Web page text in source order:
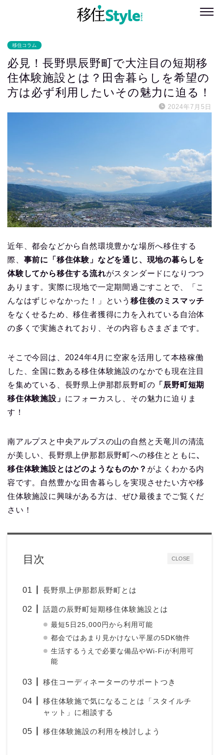
移住コラム
必見！長野県辰野町で大注目の短期移
住体験施設とは？田舎暮らしを希望の
方は必ず利用したいその魅力に迫る！
2024年7月5日
近年、都会などから自然環境豊かな場所へ移住する
際、 事前に「移住体験」などを通じ、現地の暮らしを
体験してから移住する流れがスタンダードになりつつ
あります。実際に現地で一定期間過ごすことで、「こ
んなはずじゃなかった！」という移住後のミスマッチ
をなくせるため、移住者獲得に力を入れている自治体
の多くで実施されており、その内容もさまざまです。
そこで今回は、2024年4月に空家を活用して本格稼働
した、全国に数ある移住体験施設のなかでも現在注目
を集めている、長野県上伊那郡辰野町の 「辰野町短期
移住体験施設」 にフォーカスし、その魅力に迫りま
す！
南アルプスと中央アルプスの山の自然と天竜川の清流
が美しい、長野県上伊那郡辰野町への移住とともに、
移住体験施設とはどのようなものか？ がよくわかる内
容です。自然豊かな田舎暮らしを実現させたい方や移
住体験施設に興味がある方は、ぜひ最後までご覧くだ
さい！
CLOSE
目次
長野県上伊那郡辰野町とは
話題の辰野町短期移住体験施設とは
最短5日25,000円から利用可能
都会ではあまり見かけない平屋の5DK物件
生活するうえで必要な備品やWi-Fiが利用可
能
移住コーディネーターのサポートつき
移住体験施で気になることは「スタイルチ
ャット」に相談する
移住体験施設の利用を検討しよう